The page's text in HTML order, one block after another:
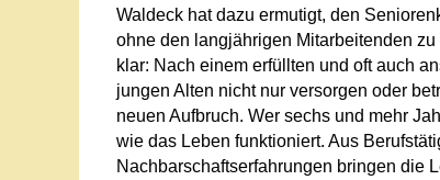
Waldeck hat dazu ermutigt, den
ohne den langjährigen Mitarbeitenden
klar: Nach einem erfüllten und oft auch
jungen Alten nicht nur versorgen oder
neuen Aufbruch. Wer sechs und mehr
wie das Leben funktioniert. Aus
Nachbarschaftserfahrungen bringen die